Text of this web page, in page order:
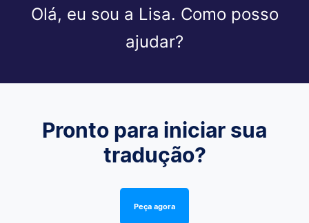
Olá, eu sou a Lisa. Como posso
ajudar?
Pronto para iniciar sua
tradução?
Peça agora